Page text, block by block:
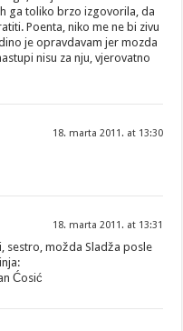
ga toliko brzo izgovorila, da
Poenta, niko me ne bi zivu
je opravdavam jer mozda
nisu za nju, vjerovatno
18. marta 2011. at 13:30
18. marta 2011. at 13:31
sestro, možda Sladža posle
Ćosić